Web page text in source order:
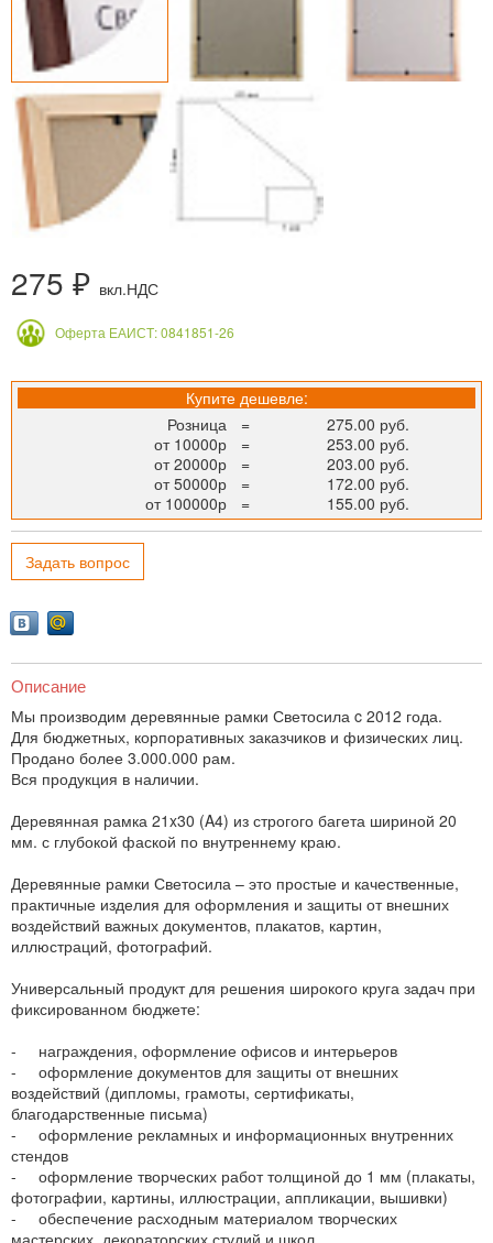
275 ₽ вкл.НДС
Оферта ЕАИСТ: 0841851-26
Купите дешевле:
Розница
=
275.00 руб.
от 10000р
=
253.00 руб.
от 20000р
=
203.00 руб.
от 50000р
=
172.00 руб.
от 100000р
= 155.00 руб.
Задать вопрос
Описание
Мы производим деревянные рамки Светосила c 2012 года.
Для бюджетных, корпоративных заказчиков и физических лиц.
Продано более 3.000.000 рам.
Вся продукция в наличии.
Деревянная рамка 21x30 (A4) из строгого багета шириной 20
мм. с глубокой фаской по внутреннему краю.
Деревянные рамки Светосила – это простые и качественные,
практичные изделия для оформления и защиты от внешних
воздействий важных документов, плакатов, картин,
иллюстраций, фотографий.
Универсальный продукт для решения широкого круга задач при
фиксированном бюджете:
- награждения, оформление офисов и интерьеров
- оформление документов для защиты от внешних
воздействий (дипломы, грамоты, сертификаты,
благодарственные письма)
- оформление рекламных и информационных внутренних
стендов
- оформление творческих работ толщиной до 1 мм (плакаты,
фотографии, картины, иллюстрации, аппликации, вышивки)
- обеспечение расходным материалом творческих